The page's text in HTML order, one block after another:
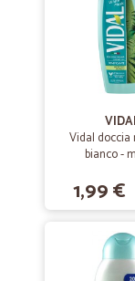
Vidal doccia
bianco -
1,99 €